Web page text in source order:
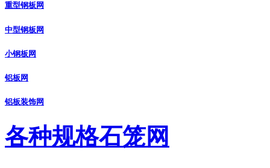
重型钢板网
中型钢板网
小钢板网
铝板网
铝板装饰网
各种规格石笼网